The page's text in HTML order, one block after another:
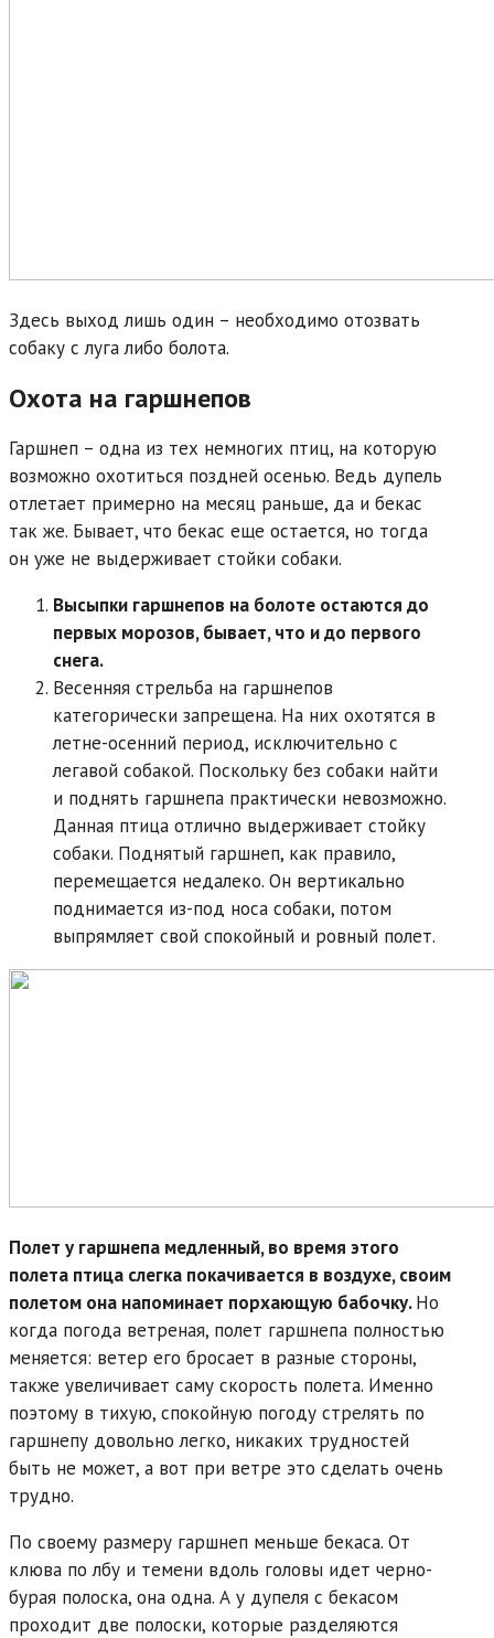
Здесь выход лишь один – необходимо отозвать
собаку с луга либо болота.
Охота на гаршнепов
Гаршнеп – одна из тех немногих птиц, на которую
возможно охотиться поздней осенью. Ведь дупель
отлетает примерно на месяц раньше, да и бекас
так же. Бывает, что бекас еще остается, но тогда
он уже не выдерживает стойки собаки.
Высыпки гаршнепов на болоте остаются до
первых морозов, бывает, что и до первого
снега.
Весенняя стрельба на гаршнепов
категорически запрещена. На них охотятся в
летне-осенний период, исключительно с
легавой собакой. Поскольку без собаки найти
и поднять гаршнепа практически невозможно.
Данная птица отлично выдерживает стойку
собаки. Поднятый гаршнеп, как правило,
перемещается недалеко. Он вертикально
поднимается из-под носа собаки, потом
выпрямляет свой спокойный и ровный полет.
Полет у гаршнепа медленный, во время этого
полета птица слегка покачивается в воздухе, своим
полетом она напоминает порхающую бабочку.Но
когда погода ветреная, полет гаршнепа полностью
меняется: ветер его бросает в разные стороны,
также увеличивает саму скорость полета. Именно
поэтому в тихую, спокойную погоду стрелять по
гаршнепу довольно легко, никаких трудностей
быть не может, а вот при ветре это сделать очень
трудно.
По своему размеру гаршнеп меньше бекаса. От
клюва по лбу и темени вдоль головы идет черно-
бурая полоска, она одна. А у дупеля с бекасом
проходит две полоски, которые разделяются